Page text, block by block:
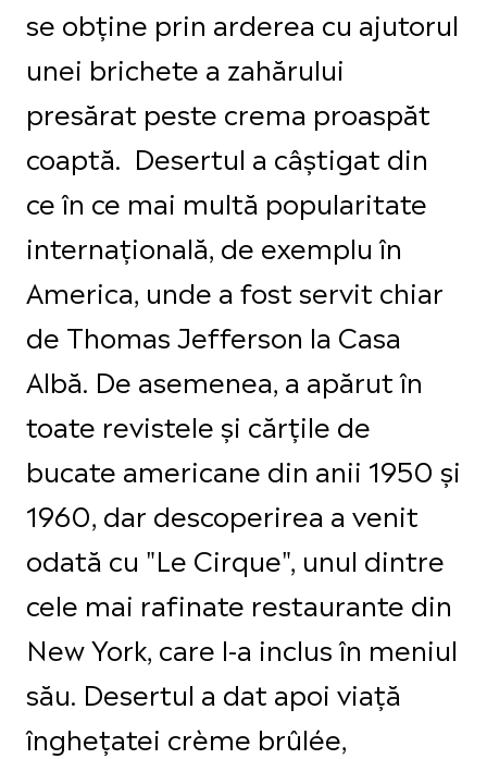
se obține prin arderea cu ajutorul
unei brichete a zahărului
presărat peste crema proaspăt
coaptă. Desertul a câștigat din
ce în ce mai multă popularitate
internațională, de exemplu în
America, unde a fost servit chiar
de Thomas Jefferson la Casa
Albă. De asemenea, a apărut în
toate revistele și cărțile de
bucate americane din anii 1950 și
1960, dar descoperirea a venit
odată cu "Le Cirque", unul dintre
cele mai rafinate restaurante din
New York, care l-a inclus în meniul
său. Desertul a dat apoi viață
înghețatei crème brûlée,